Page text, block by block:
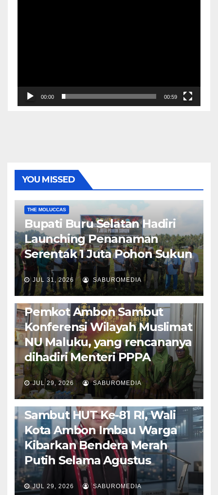
00:00 00:59
YOU MISSED
THE MOLUCCAS
Bupati Buru Selatan Hadiri
Launching Penanaman
Serentak 1 Juta Pohon Sukun
JUL 31, 2026 SABUROMEDIA
AMBON METRO JURNALISME AKTIVIS
POLITIK & PEMERINTAHAN
Pemkot Ambon Sambut
Konferensi Wilayah Muslimat
NU Maluku, yang rencananya
dihadiri Menteri PPPA
JUL 29, 2026 SABUROMEDIA
AMBON METRO POLITIK & PEMERINTAHAN
Sambut HUT Ke-81 RI, Wali
Kota Ambon Imbau Warga
Kibarkan Bendera Merah
Putih Selama Agustus
JUL 29, 2026 SABUROMEDIA
AMBON METRO JURNALISME AKTIVIS
PENDIDIKAN & OLAHRAGA THE MOLUCCAS